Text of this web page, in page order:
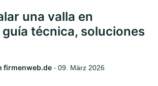
una valla en
técnica, soluciones
firmenweb.de ‧ 09. März 2026